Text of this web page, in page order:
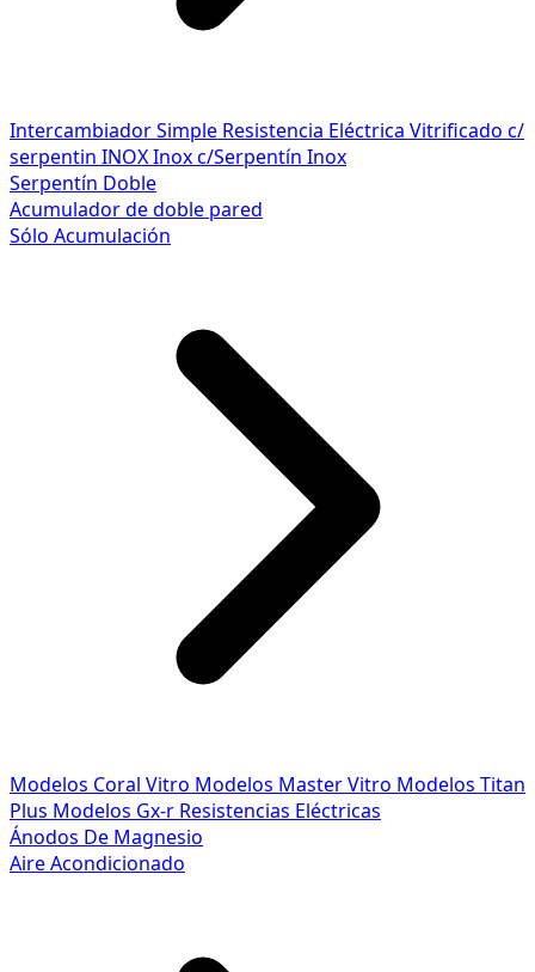
Intercambiador Simple Resistencia Eléctrica Vitrificado c/
serpentin INOXInox c/Serpentín Inox
Serpentín Doble
Acumulador de doble pared
Sólo Acumulación
Modelos Coral Vitro Modelos Master Vitro Modelos Titan
Plus Modelos Gx-r Resistencias Eléctricas
Ánodos De Magnesio
Aire Acondicionado